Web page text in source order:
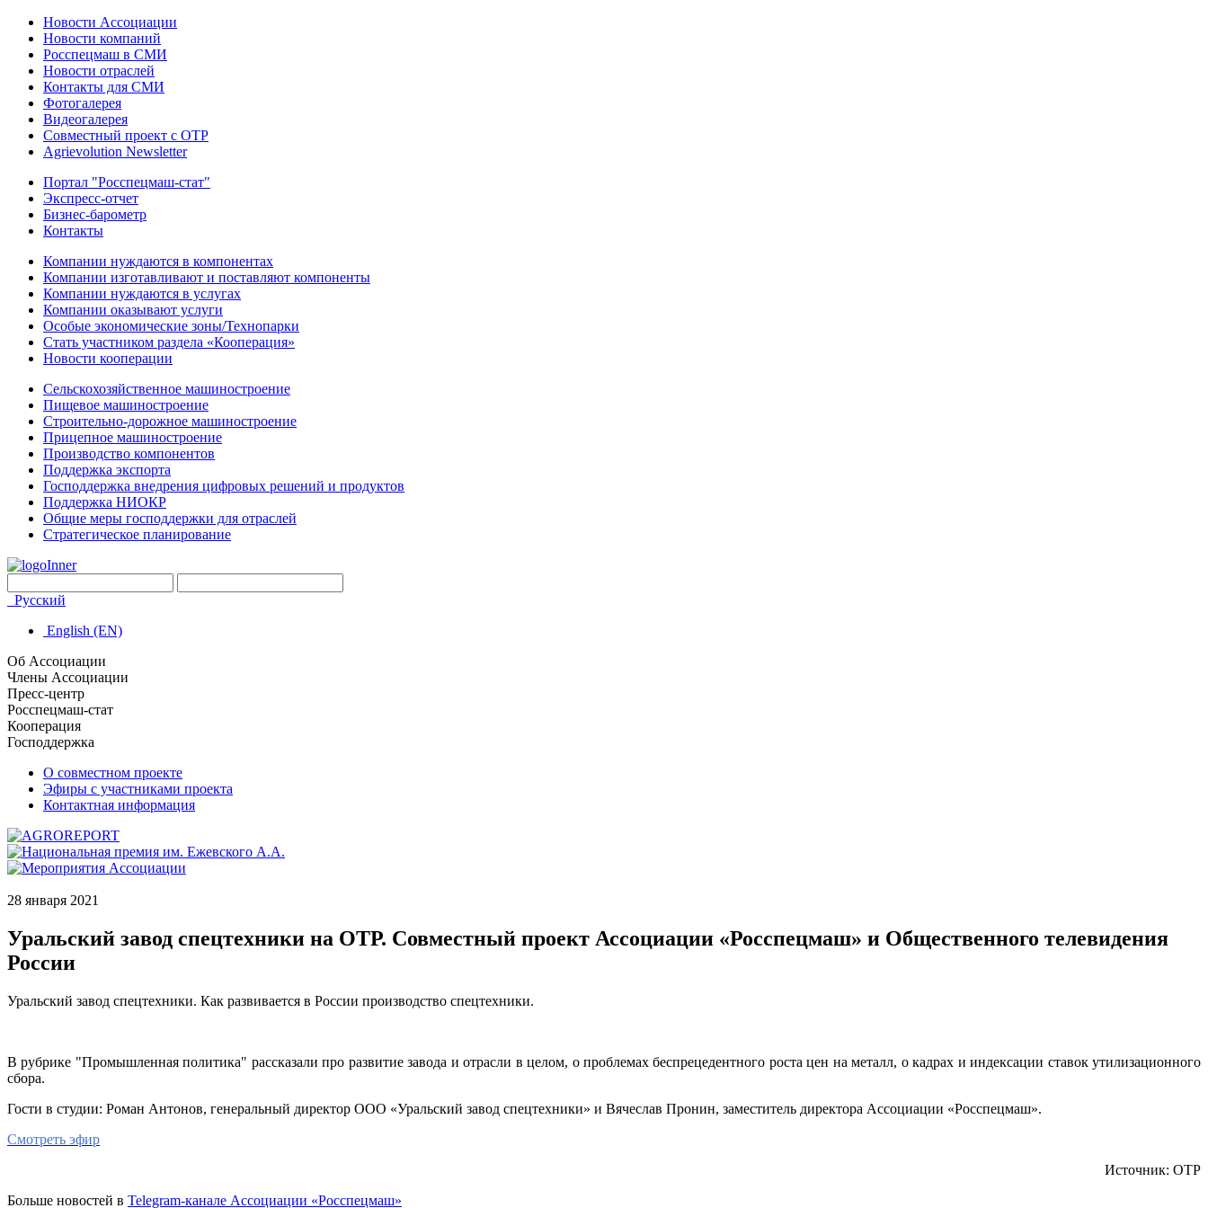
Новости Ассоциации
Новости компаний
Росспецмаш в СМИ
Новости отраслей
Контакты для СМИ
Фотогалерея
Видеогалерея
Совместный проект с ОТР
Agrievolution Newsletter
Портал "Росспецмаш-стат"
Экспресс-отчет
Бизнес-барометр
Контакты
Компании нуждаются в компонентах
Компании изготавливают и поставляют компоненты
Компании нуждаются в услугах
Компании оказывают услуги
Особые экономические зоны/Технопарки
Стать участником раздела «Кооперация»
Новости кооперации
Сельскохозяйственное машиностроение
Пищевое машиностроение
Строительно-дорожное машиностроение
Прицепное машиностроение
Производство компонентов
Поддержка экспорта
Господдержка внедрения цифровых решений и продуктов
Поддержка НИОКР
Общие меры господдержки для отраслей
Стратегическое планирование
Русский
English (EN)
Об Ассоциации
Члены Ассоциации
Пресс-центр
Росспецмаш-стат
Кооперация
Господдержка
О совместном проекте
Эфиры с участниками проекта
Контактная информация
28 января 2021
Уральский завод спецтехники на ОТР. Совместный проект Ассоциации «Росспецмаш» и Общественного телевидения
России
Уральский завод спецтехники. Как развивается в России производство спецтехники.
В рубрике "Промышленная политика" рассказали про развитие завода и отрасли в целом, о проблемах беспрецедентного роста цен на металл, о кадрах и индексации ставок утилизационного
сбора.
Гости в студии: Роман Антонов, генеральный директор ООО «Уральский завод спецтехники» и Вячеслав Пронин, заместитель директора Ассоциации «Росспецмаш».
Смотреть эфир
Источник: ОТР
Больше новостей в Telegram-канале Ассоциации «Росспецмаш»